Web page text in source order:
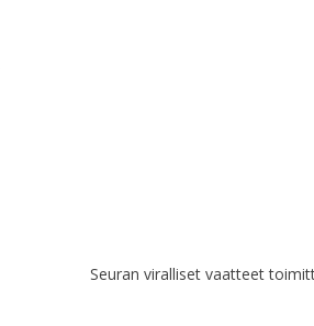
Seuran viralliset vaatteet